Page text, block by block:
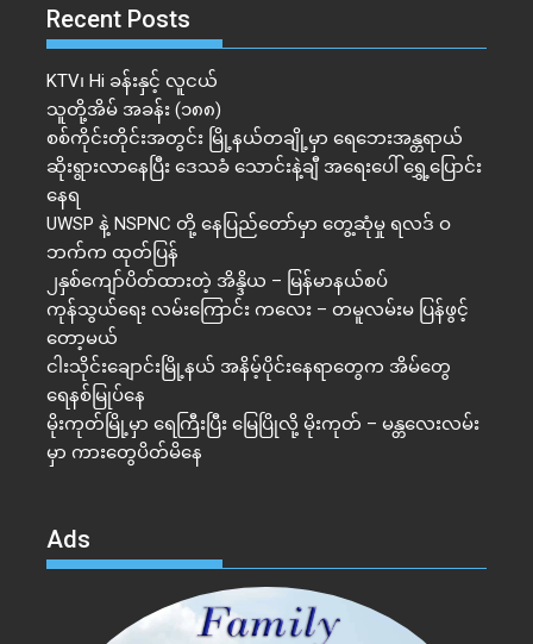
Recent Posts
KTV၊ Hi ခန်းနှင့် လူငယ်
သူတို့အိမ် အခန်း (၁၈၈)
စစ်ကိုင်းတိုင်းအတွင်း မြို့နယ်တချို့မှာ ရေဘေးအန္တရာယ်
ဆိုးရွားလာနေပြီး ဒေသခံ သောင်းနဲ့ချီ အရေးပေါ် ရွှေ့ပြောင်း
နေရ
UWSP နဲ့ NSPNC တို့ နေပြည်တော်မှာ တွေ့ဆုံမှု ရလဒ် ဝ
ဘက်က ထုတ်ပြန်
၂နှစ်​ကျော်ပိတ်ထားတဲ့ အိန္ဒိယ – မြန်မာနယ်စပ်
ကုန်သွယ်ရေး လမ်းကြောင်း ကလေး – တမူလမ်းမ ပြန်ဖွင့်
တော့မယ်
ငါးသိုင်းချောင်းမြို့နယ် အနိမ့်ပိုင်းနေရာတွေက အိမ်​တွေ
ရေနစ်မြုပ်နေ
မိုးကုတ်မြို့မှာ ရေကြီးပြီး မြေပြိုလို့ မိုးကုတ် – မန္တလေးလမ်း
မှာ ကားတွေပိတ်မိနေ
Ads